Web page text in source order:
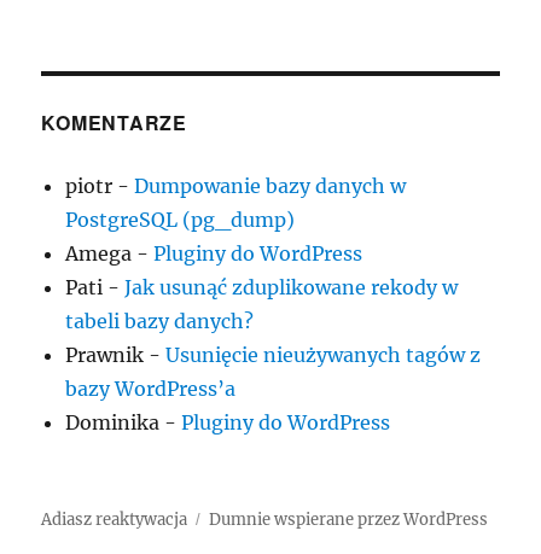
KOMENTARZE
piotr -Dumpowanie bazy danych w
PostgreSQL (pg_dump)
Amega -Pluginy do WordPress
Pati -Jak usunąć zduplikowane rekody w
tabeli bazy danych?
Prawnik -Usunięcie nieużywanych tagów z
bazy WordPress’a
Dominika -Pluginy do WordPress
Adiasz reaktywacja Dumnie wspierane przez WordPress